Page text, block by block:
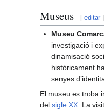
Museus [ editar
Museu
investigació i
dinamisació
històricament
senyes
El museu es troba
del sigle XX . La